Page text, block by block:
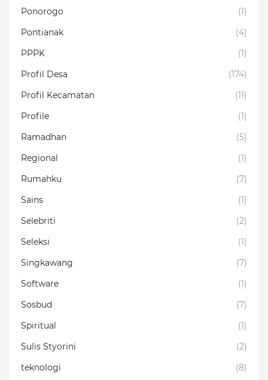
Ponorogo
(1)
Pontianak
(4)
PPPK
(1)
Profil Desa
(174)
Profil Kecamatan
(11)
Profile
(1)
Ramadhan
(5)
Regional
(1)
Rumahku
(7)
Sains
(1)
Selebriti
(2)
Seleksi
(1)
Singkawang
(7)
Software
(1)
Sosbud
(7)
Spiritual
(1)
Sulis Styorini
(2)
teknologi
(8)